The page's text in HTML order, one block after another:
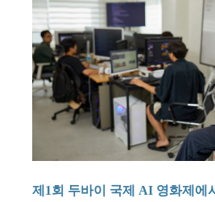
제1회 두바이 국제 AI 영화제에